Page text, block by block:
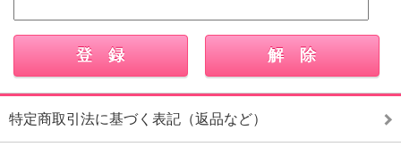
特定商取引法に基づく表記（返品など）